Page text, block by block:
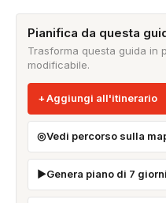
Pianifica da questa
Trasforma questa guida in
modificabile.
Aggiungi all'itinerario
Vedi percorso sulla
Genera piano di 7 giorni